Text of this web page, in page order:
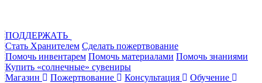
ПОДДЕРЖАТЬ
Стать Хранителем Сделать пожертвование
Помочь инвентарем Помочь материалами Помочь знаниями
Купить «солнечные» сувениры
Магазин
Пожертвование Консультация Обучение